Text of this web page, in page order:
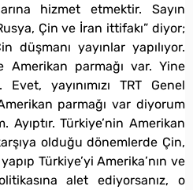
hizmet etmektir. Sayın
Çin ve İran ittifakı” diyor;
düşmanı yayınlar yapılıyor.
Amerikan parmağı var. Yine
Evet, yayınımızı TRT Genel
parmağı var diyorum
Ayıptır. Türkiye’nin Amerikan
olduğu dönemlerde Çin,
Türkiye’yi Amerika’nın ve
alet ediyorsanız, o